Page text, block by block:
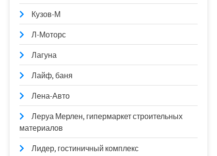
Кузов-М
Л-Моторс
Лагуна
Лайф, баня
Лена-Авто
Леруа Мерлен, гипермаркет строительных
материалов
Лидер, гостиничный комплекс